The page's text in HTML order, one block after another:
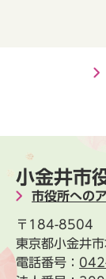
小金井市
市役所への
〒184-8504
東京都小金井
電話番号：